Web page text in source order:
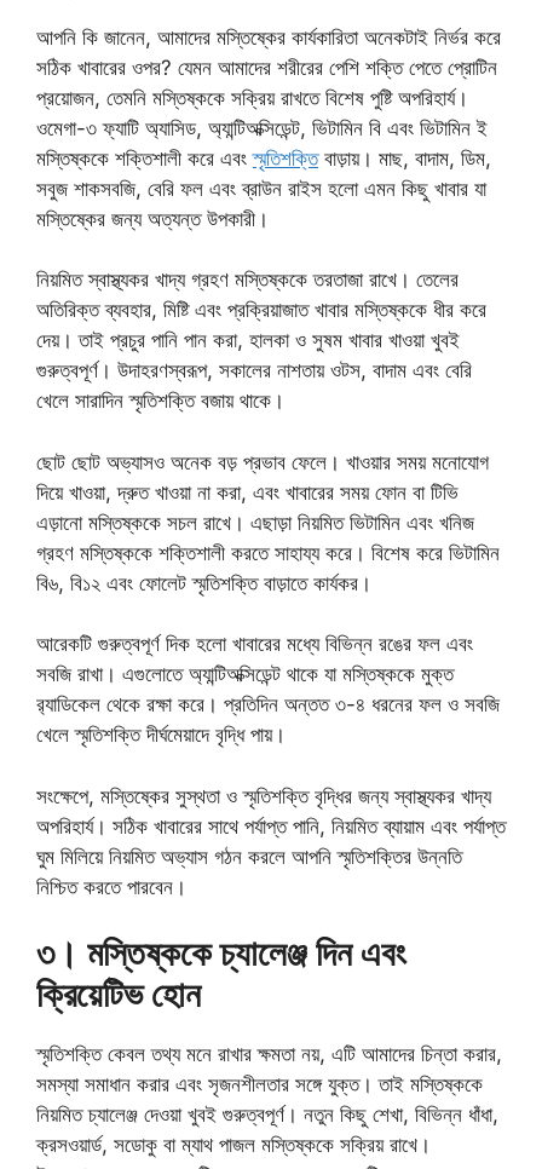
আপনি কি জানেন, আমাদের মস্তিষ্কের কার্যকারিতা অনেকটাই নির্ভর করে
সঠিক খাবারের ওপর? যেমন আমাদের শরীরের পেশি শক্তি পেতে প্রোটিন
প্রয়োজন, তেমনি মস্তিষ্ককে সক্রিয় রাখতে বিশেষ পুষ্টি অপরিহার্য।
ওমেগা-৩ ফ্যাটি অ্যাসিড, অ্যান্টিঅক্সিডেন্ট, ভিটামিন বি এবং ভিটামিন ই
মস্তিষ্ককে শক্তিশালী করে এবংস্মৃতিশক্তিবাড়ায়। মাছ, বাদাম, ডিম,
সবুজ শাকসবজি, বেরি ফল এবং ব্রাউন রাইস হলো এমন কিছু খাবার যা
মস্তিষ্কের জন্য অত্যন্ত উপকারী।
নিয়মিত স্বাস্থ্যকর খাদ্য গ্রহণ মস্তিষ্ককে তরতাজা রাখে। তেলের
অতিরিক্ত ব্যবহার, মিষ্টি এবং প্রক্রিয়াজাত খাবার মস্তিষ্ককে ধীর করে
দেয়। তাই প্রচুর পানি পান করা, হালকা ও সুষম খাবার খাওয়া খুবই
গুরুত্বপূর্ণ। উদাহরণস্বরূপ, সকালের নাশতায় ওটস, বাদাম এবং বেরি
খেলে সারাদিন স্মৃতিশক্তি বজায় থাকে।
ছোট ছোট অভ্যাসও অনেক বড় প্রভাব ফেলে। খাওয়ার সময় মনোযোগ
দিয়ে খাওয়া, দ্রুত খাওয়া না করা, এবং খাবারের সময় ফোন বা টিভি
এড়ানো মস্তিষ্ককে সচল রাখে। এছাড়া নিয়মিত ভিটামিন এবং খনিজ
গ্রহণ মস্তিষ্ককে শক্তিশালী করতে সাহায্য করে। বিশেষ করে ভিটামিন
বি৬, বি১২ এবং ফোলেট স্মৃতিশক্তি বাড়াতে কার্যকর।
আরেকটি গুরুত্বপূর্ণ দিক হলো খাবারের মধ্যে বিভিন্ন রঙের ফল এবং
সবজি রাখা। এগুলোতে অ্যান্টিঅক্সিডেন্ট থাকে যা মস্তিষ্ককে মুক্ত
র‌্যাডিকেল থেকে রক্ষা করে। প্রতিদিন অন্তত ৩-৪ ধরনের ফল ও সবজি
খেলে স্মৃতিশক্তি দীর্ঘমেয়াদে বৃদ্ধি পায়।
সংক্ষেপে, মস্তিষ্কের সুস্থতা ও স্মৃতিশক্তি বৃদ্ধির জন্য স্বাস্থ্যকর খাদ্য
অপরিহার্য। সঠিক খাবারের সাথে পর্যাপ্ত পানি, নিয়মিত ব্যায়াম এবং পর্যাপ্ত
ঘুম মিলিয়ে নিয়মিত অভ্যাস গঠন করলে আপনি স্মৃতিশক্তির উন্নতি
নিশ্চিত করতে পারবেন।
৩। মস্তিষ্ককে চ্যালেঞ্জ দিন এবং
ক্রিয়েটিভ হোন
স্মৃতিশক্তি কেবল তথ্য মনে রাখার ক্ষমতা নয়, এটি আমাদের চিন্তা করার,
সমস্যা সমাধান করার এবং সৃজনশীলতার সঙ্গে যুক্ত। তাই মস্তিষ্ককে
নিয়মিত চ্যালেঞ্জ দেওয়া খুবই গুরুত্বপূর্ণ। নতুন কিছু শেখা, বিভিন্ন ধাঁধা,
ক্রসওয়ার্ড, সডোকু বা ম্যাথ পাজল মস্তিষ্ককে সক্রিয় রাখে।